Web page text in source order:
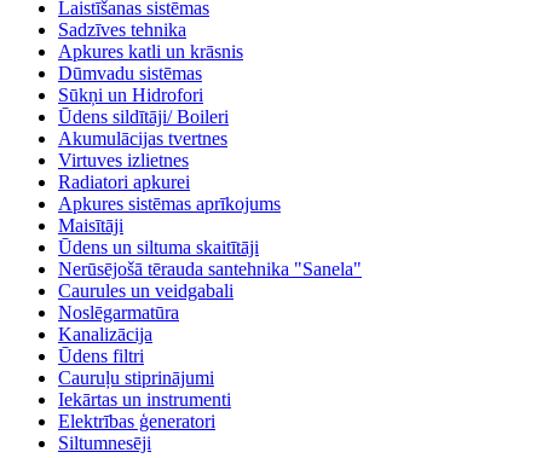
Laistīšanas sistēmas
Sadzīves tehnika
Apkures katli un krāsnis
Dūmvadu sistēmas
Sūkņi un Hidrofori
Ūdens sildītāji/ Boileri
Akumulācijas tvertnes
Virtuves izlietnes
Radiatori apkurei
Apkures sistēmas aprīkojums
Maisītāji
Ūdens un siltuma skaitītāji
Nerūsējošā tērauda santehnika "Sanela"
Caurules un veidgabali
Noslēgarmatūra
Kanalizācija
Ūdens filtri
Cauruļu stiprinājumi
Iekārtas un instrumenti
Elektrības ģeneratori
Siltumnesēji